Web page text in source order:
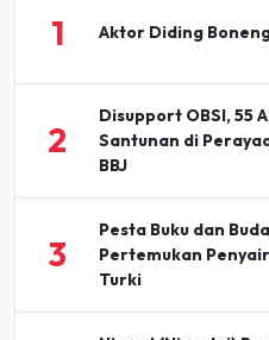
1 Aktor Diding
2
Disupport OBSI, 55
Santunan di
BBJ
3
Pesta Buku dan
Pertemukan
Turki